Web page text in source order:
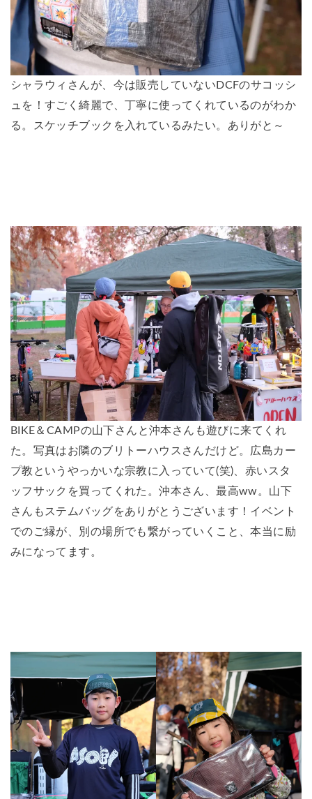
シャラウィさんが、今は販売していないDCFのサコッシ
ュを！すごく綺麗で、丁寧に使ってくれているのがわか
る。スケッチブックを入れているみたい。ありがと～
BIKE＆CAMPの山下さんと沖本さんも遊びに来てくれ
た。写真はお隣のブリトーハウスさんだけど。広島カー
プ教というやっかいな宗教に入っていて(笑)、赤いスタ
ッフサックを買ってくれた。沖本さん、最高ww。山下
さんもステムバッグをありがとうございます！イベント
でのご縁が、別の場所でも繋がっていくこと、本当に励
みになってます。